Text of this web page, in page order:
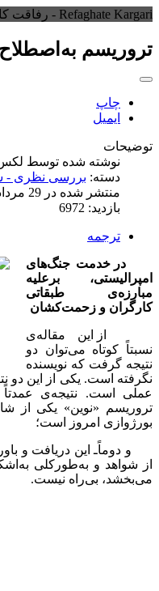
Refaghate Kargari - رفاقت کارگری
تروریسم
چاپ
ایمیل
توضیحات
نوشته شده توسط لکس
دسته: بررسی نظری -
منتشر شده در 29 مرداد 1395
بازدید: 6972
ترجمه
در خدمت جنگ‌های
امپرالیستی، برعلیه
مبارزه‌ی طبقاتی
کارگران و زحمت‌کشان
از این مقاله‌ی
نسبتاً کوتاه می‌توان دو
نتیجه گرفت که نویسنده
نگرفته است. یکی از این دو
عملی است. نتیجه‌ی عمدتاً
تروریسم «نوین» یکی از
بورژوازی امروز است؛
و دوماً‌ـ این دریافت و
از شواهد و به‌طورکلی
می‌بخشد، بی‌راه نیست.